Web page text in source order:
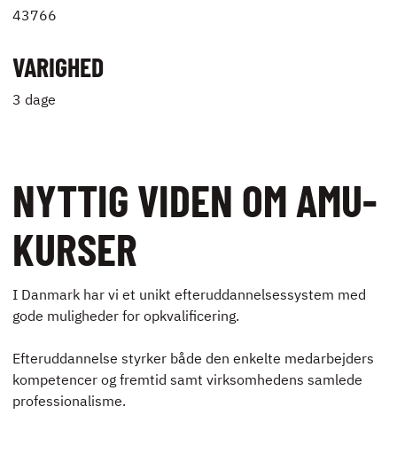
43766
VARIGHED
3 dage
NYTTIG VIDEN OM AMU-
KURSER
I Danmark har vi et unikt efteruddannelsessystem med
gode muligheder for opkvalificering.
Efteruddannelse styrker både den enkelte medarbejders
kompetencer og fremtid samt virksomhedens samlede
professionalisme.